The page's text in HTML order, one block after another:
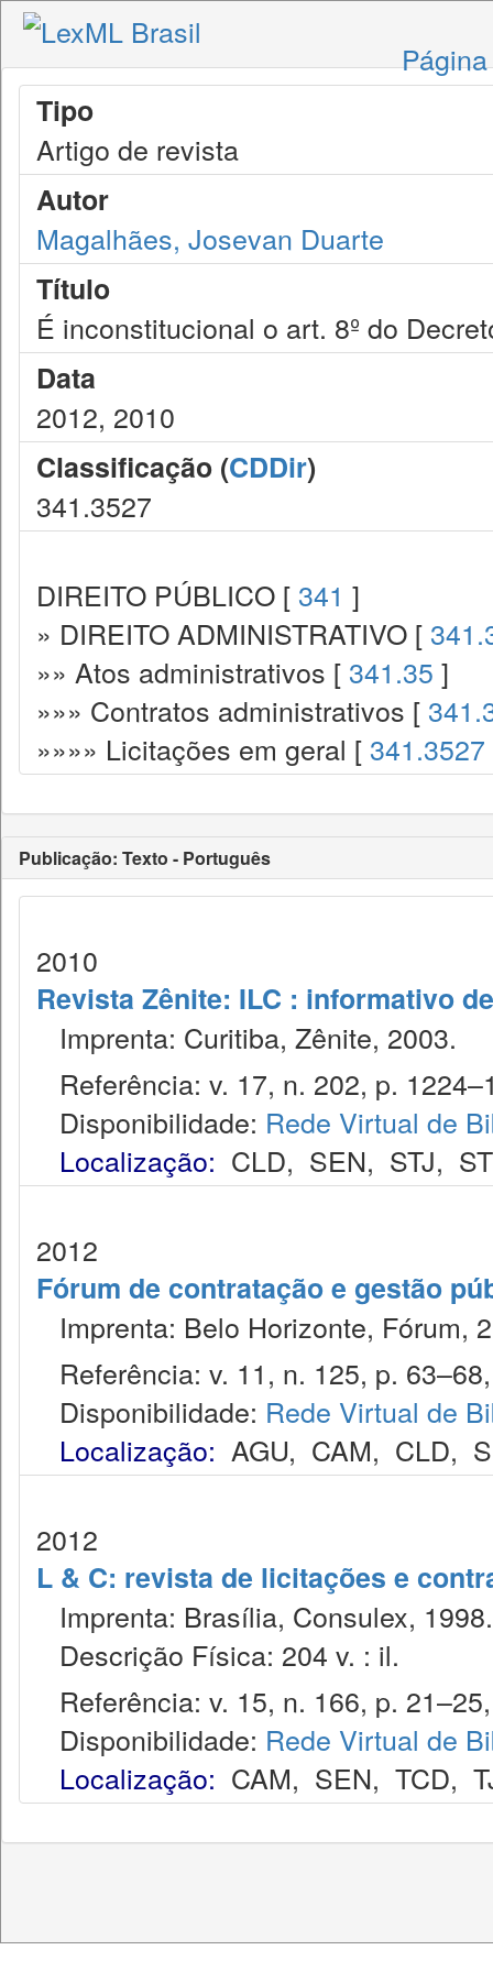
Tipo
Artigo de revista
Autor
Magalhães, Josevan Duarte
Título
É inconstitucional o art. 8º do
Data
2012, 2010
Classificação (CDDir)
341.3527
DIREITO PÚBLICO [ 341 ]
» DIREITO ADMINISTRATIVO [
»» Atos administrativos [ 341.35 ]
»»» Contratos administrativos [
»»»» Licitações em geral [ 341.3527
Publicação: Texto - Português
2010
Revista Zênite: ILC : informativo
Imprenta: Curitiba, Zênite, 2003.
Referência: v. 17, n. 202, p.
Disponibilidade: Rede Virtual de
Localização: CLD, SEN, STJ,
2012
Fórum de contratação e gestão
Imprenta: Belo Horizonte, Fórum,
Referência: v. 11, n. 125, p.
Disponibilidade: Rede Virtual de
Localização: AGU, CAM, CLD,
2012
L & C: revista de licitações e
Imprenta: Brasília, Consulex, 1998.
Descrição Física: 204 v. : il.
Referência: v. 15, n. 166, p.
Disponibilidade: Rede Virtual de
Localização: CAM, SEN, TCD,